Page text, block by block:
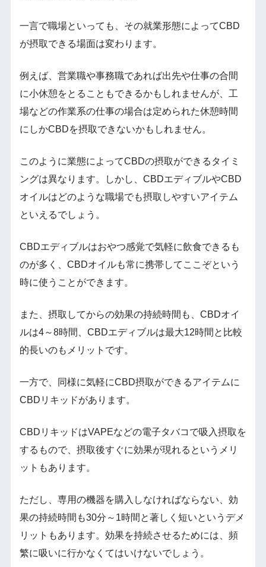
一言で職場といっても、その就業形態によってCBD
が摂取できる場面は変わります。
例えば、営業職や事務職であれば出先や仕事の合間
に小休憩をとることもできるかもしれませんが、工
場などの作業系の仕事の場合は定められた休憩時間
にしかCBDを摂取できないかもしれません。
このように業態によってCBDの摂取ができるタイミ
ングは異なります。しかし、CBDエディブルやCBD
オイルはどのような職場でも摂取しやすいアイテム
といえるでしょう。
CBDエディブルはおやつ感覚で気軽に飲食できるも
のが多く、CBDオイルも常に携帯してここぞという
時に使うことができます。
また、摂取してからの効果の持続時間も、CBDオイ
ルは4～8時間、CBDエディブルは最大12時間と比較
的長いのもメリットです。
一方で、同様に気軽にCBD摂取ができるアイテムに
CBDリキッドがあります。
CBDリキッドはVAPEなどの電子タバコで吸入摂取を
するもので、摂取後すぐに効果が現れるというメリ
ットもあります。
ただし、専用の機器を購入しなければならない、効
果の持続時間も30分～1時間と著しく短いというデメ
リットもあります。効果を持続させるためには、頻
繁に吸いに行かなくてはいけないでしょう。